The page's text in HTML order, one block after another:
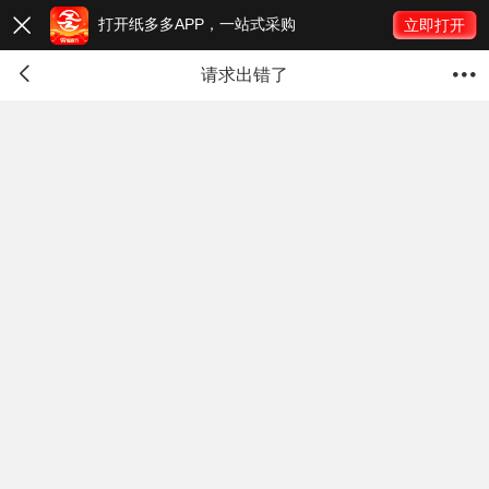
 打开纸多多APP，一站式采购 立即打开
 请求出错了 